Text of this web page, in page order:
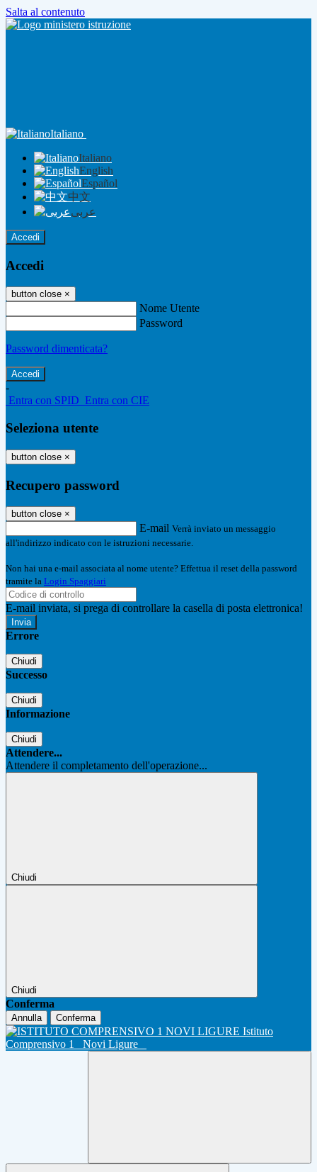
Salta al contenuto
Italiano
Italiano
English
Español
中文
عربى
Accedi
Accedi
button close ×
Nome Utente
Password
Password dimenticata?
-
Entra con SPID Entra con CIE
Seleziona utente
button close ×
Recupero password
button close ×
E-mail Verrà inviato un messaggio
all'indirizzo indicato con le istruzioni necessarie.
Non hai una e-mail associata al nome utente? Effettua il reset della password
tramite la Login Spaggiari
E-mail inviata, si prega di controllare la casella di posta elettronica!
Errore
Chiudi
Successo
Chiudi
Informazione
Chiudi
Attendere...
Attendere il completamento dell'operazione...
Chiudi
Chiudi
Conferma
Annulla Conferma
Istituto
Comprensivo 1
Novi Ligure